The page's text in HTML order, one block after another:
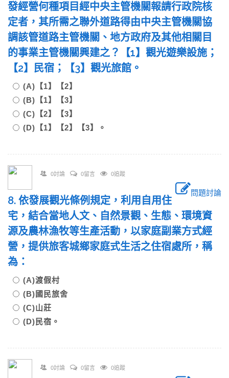
發經營何種項目經中央主管機關報請行政院核
定者，其所需之聯外道路得由中央主管機關協
調該管道路主管機關、地方政府及其他相關目
的事業主管機關興建之？【1】觀光遊樂設施；
【2】民宿；【3】觀光旅館。
(A)【1】【2】
(B)【1】【3】
(C)【2】【3】
(D)【1】【2】【3】。
0討論 0留言 0追蹤
問題討論
8. 依發展觀光條例規定，利用自用住
宅，結合當地人文、自然景觀、生態、環境資
源及農林漁牧等生產活動，以家庭副業方式經
營，提供旅客城鄉家庭式生活之住宿處所，稱
為：
(A)渡假村
(B)國民旅舍
(C)山莊
(D)民宿。
0討論 0留言 0追蹤